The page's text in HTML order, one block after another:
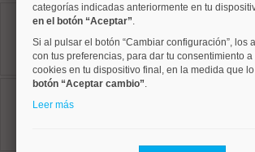
Arganzuela, Palos de
Ref: 10008867
3 dormitorios
1 baños
Centro, Embajadores
categorías indicadas anteriormente en tu
en el botón “Aceptar”.
Si al pulsar el botón “Cambiar configuración”, los
con tus preferencias, para dar tu consentimiento
cookies en tu dispositivo final, en la medida que
botón “Aceptar cambio”.
Leer más